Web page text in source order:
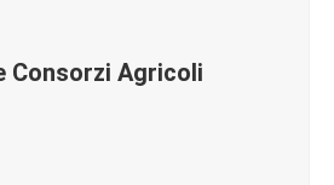
Consorzi Agricoli